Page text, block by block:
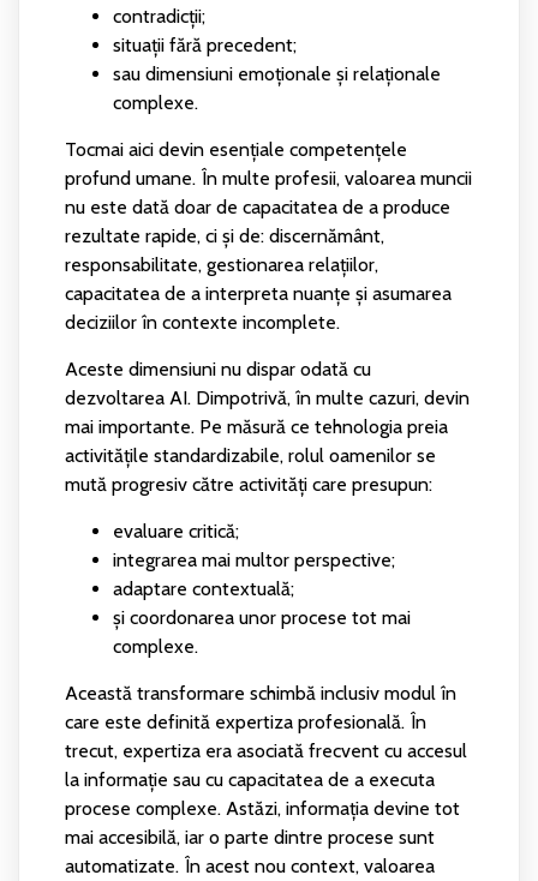
contradicții;
situații fără precedent;
sau dimensiuni emoționale și relaționale
complexe.
Tocmai aici devin esențiale competențele
profund umane. În multe profesii, valoarea muncii
nu este dată doar de capacitatea de a produce
rezultate rapide, ci și de: discernământ,
responsabilitate, gestionarea relațiilor,
capacitatea de a interpreta nuanțe și asumarea
deciziilor în contexte incomplete.
Aceste dimensiuni nu dispar odată cu
dezvoltarea AI. Dimpotrivă, în multe cazuri, devin
mai importante. Pe măsură ce tehnologia preia
activitățile standardizabile, rolul oamenilor se
mută progresiv către activități care presupun:
evaluare critică;
integrarea mai multor perspective;
adaptare contextuală;
și coordonarea unor procese tot mai
complexe.
Această transformare schimbă inclusiv modul în
care este definită expertiza profesională. În
trecut, expertiza era asociată frecvent cu accesul
la informație sau cu capacitatea de a executa
procese complexe. Astăzi, informația devine tot
mai accesibilă, iar o parte dintre procese sunt
automatizate. În acest nou context, valoarea